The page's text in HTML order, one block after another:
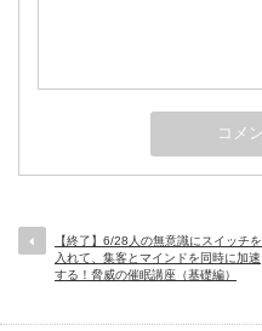
【終了】6/28人の無意識にスイッチを
入れて、集客とマインドを同時に加速
する！脅威の催眠講座（基礎編）